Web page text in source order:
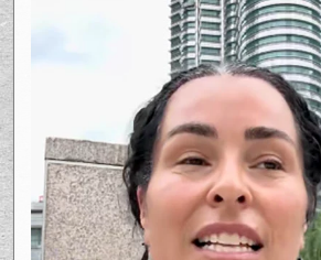
Ce qu’elle remet en
conseils simplistes. Couper
plaisirs ne suffit pas. Selon
est ailleurs : augmenter ses
comprendre ses finances, et
reprendre le contrôle.
Ad